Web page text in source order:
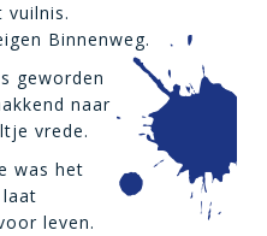
vuilnis.
Binnenweg.
geworden
naar
vrede.
was het
leven.